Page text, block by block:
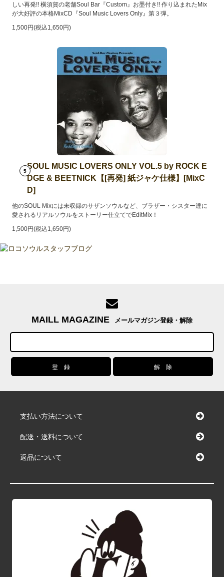
しい再発!! 横須賀の老舗Soul Bar『Custom』お墨付き!! 作り込まれたMix
が大好評の本格MixCD『Soul Music Lovers Only』第３弾。
1,500円(税込1,650円)
5
SOUL MUSIC LOVERS ONLY VOL.5 by ROCK E
DGE & BEETNICK【[再発] 紙ジャケ仕様】[MixC
D]
他のSOUL Mixには未収録のサザンソウルなど、ブラザー・シスター達に
愛されるリアルソウルをストーリー仕立てでEditMix！
1,500円(税込1,650円)
MAILL MAGAZINE メールマガジン登録・解除
支払い方法について
配送・送料について
返品について